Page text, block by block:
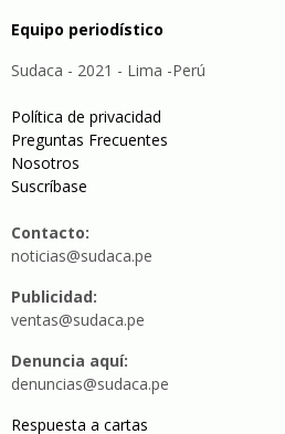
Equipo periodístico
Sudaca - 2021 - Lima -Perú
Política de privacidad
Preguntas Frecuentes
Nosotros
Suscríbase
Contacto:
noticias@sudaca.pe
Publicidad:
ventas@sudaca.pe
Denuncia aquí:
denuncias@sudaca.pe
Respuesta a cartas